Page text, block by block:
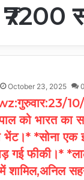
October 23, 2025 0
10/
को भारत का
*सोना एक
गई फीकी।*
शामिल,अनिल